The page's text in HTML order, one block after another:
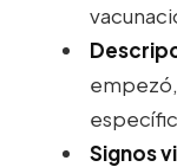
Signos